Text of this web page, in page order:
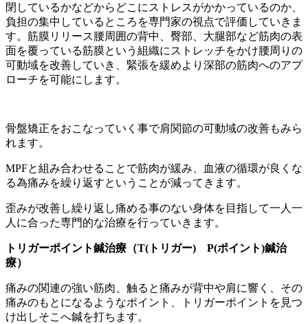
閉しているかなどからどこにストレスがかかっているのか、
負担の集中しているところを専門家の視点で評価していきま
す。筋膜リリース腰周囲の背中、臀部、大腿部など筋肉の表
面を覆っている筋膜という組織にストレッチをかけ腰周りの
可動域を改善していき、緊張を緩めより深部の筋肉へのアプ
ローチを可能にします。
骨盤矯正をおこなっていく事で肩関節の可動域の改善もみら
れます。
MPFと組み合わせることで筋肉が緩み、血液の循環が良くな
る為痛みを繰り返すということが減ってきます。
歪みが改善し繰り返し痛める事のない身体を目指して一人一
人に合った専門的な治療を行っていきます。
トリガーポイント鍼治療（T(トリガー) P(ポイント)鍼治
療）
痛みの関連の強い筋肉、触ると痛みが背中や肩に響く、その
痛みのもとになるようなポイント、トリガーポイントを見つ
け出しそこへ鍼を打ちます。